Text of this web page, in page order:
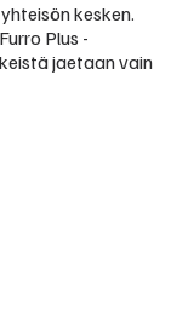
kesken.
Plus -
jaetaan vain